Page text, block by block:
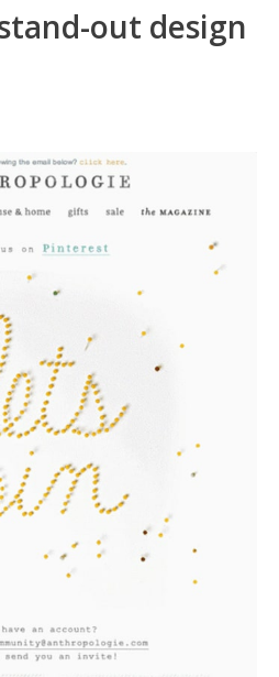
out design